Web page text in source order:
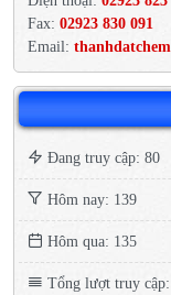
Fax: 02923 830 091
Email:
Đang truy cập: 80
Hôm nay: 139
Hôm qua: 135
Tổng lượt truy